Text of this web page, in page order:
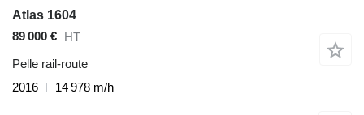
Atlas 1604
89 000 € HT
Pelle rail-route
2016
14 978 m/h